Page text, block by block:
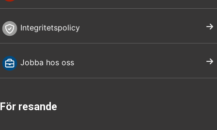
Integritetspolicy
Jobba hos oss
För resande